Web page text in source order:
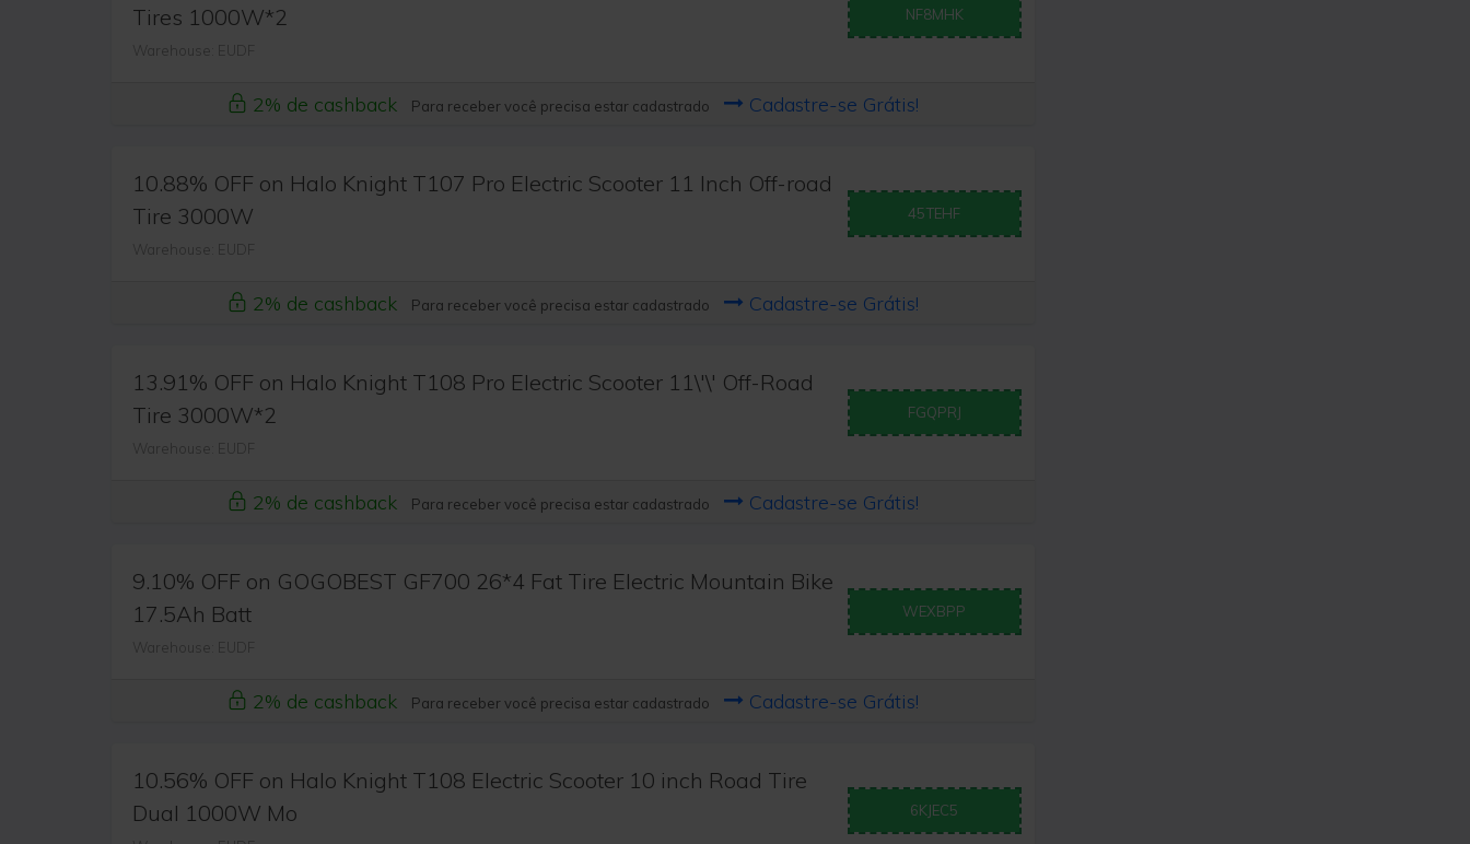
Tires 1000W*2
Warehouse: EUDF
NF8MHK
2% de cashback Para receber você precisa estar cadastrado Cadastre-se Grátis!
10.88% OFF on Halo Knight T107 Pro Electric Scooter 11 Inch Off-road
Tire 3000W
Warehouse: EUDF
45TEHF
2% de cashback Para receber você precisa estar cadastrado Cadastre-se Grátis!
13.91% OFF on Halo Knight T108 Pro Electric Scooter 11\'\' Off-Road
Tire 3000W*2
Warehouse: EUDF
FGQPRJ
2% de cashback Para receber você precisa estar cadastrado Cadastre-se Grátis!
9.10% OFF on GOGOBEST GF700 26*4 Fat Tire Electric Mountain Bike
17.5Ah Batt
Warehouse: EUDF
WEXBPP
2% de cashback Para receber você precisa estar cadastrado Cadastre-se Grátis!
10.56% OFF on Halo Knight T108 Electric Scooter 10 inch Road Tire
Dual 1000W Mo
6KJEC5